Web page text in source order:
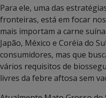
Para ele, uma das
fronteiras, está em focar
mais importam a carne
Japão, México e Coréia do
consumidores, mas que
vários requisitos de
livres da febre aftosa sem